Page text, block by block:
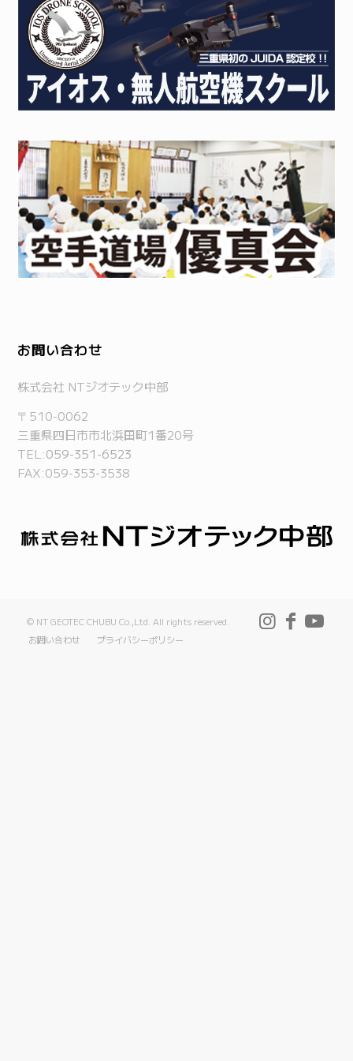
お問い合わせ
株式会社 NTジオテック中部
〒510-0062
三重県四日市市北浜田町1番20号
TEL:059-351-6523
FAX:059-353-3538
© NT GEOTEC CHUBU Co.,Ltd. All rights reserved.
お問い合わせ
プライバシーポリシー